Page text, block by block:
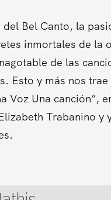
Bel Canto, la
inmortales de la
de las
Esto y más nos trae
Voz Una canción”,
Trabanino y